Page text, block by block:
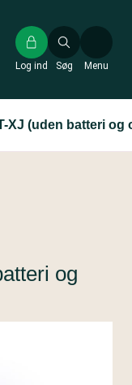
Søg
Log ind Menu
XJ (uden batteri og
og